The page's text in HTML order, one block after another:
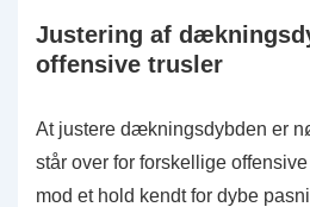
Justering af
offensive trusler
At justere dækningsdybden er
står over for forskellige
mod et hold kendt for dybe